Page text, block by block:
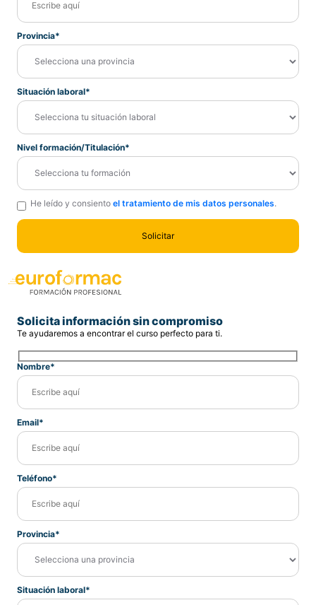
Provincia*
Situación laboral*
Nivel formación/Titulación*
He leído y consiento el tratamiento de mis datos personales.
Solicita información sin compromiso
Te ayudaremos a encontrar el curso perfecto para ti.
Nombre*
Email*
Teléfono*
Provincia*
Situación laboral*